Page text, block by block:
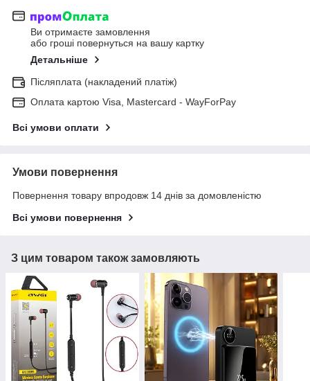
Ви отримаєте замовлення
або гроші повернуться на вашу картку
Детальніше
Післяплата (накладений платіж)
Оплата картою Visa, Mastercard - WayForPay
Всі умови оплати
Умови повернення
Повернення товару впродовж 14 днів за домовленістю
Всі умови повернення
З цим товаром також замовляють